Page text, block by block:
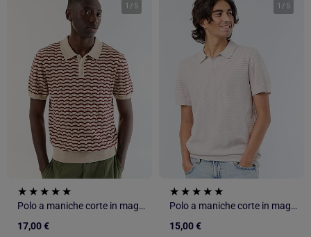
1 / 5
Polo a maniche corte in maglia traforata
17,00 €
1 / 5
Polo a maniche corte in maglia traforata
15,00 €